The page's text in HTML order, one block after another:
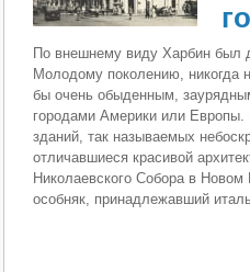
По внешнему виду Харбин был
Молодому поколению, никогда
бы очень обыденным,
городами Америки или
зданий, так называемых
отличавшиеся красивой
Николаевского Собора в
особняк, принадлежавший